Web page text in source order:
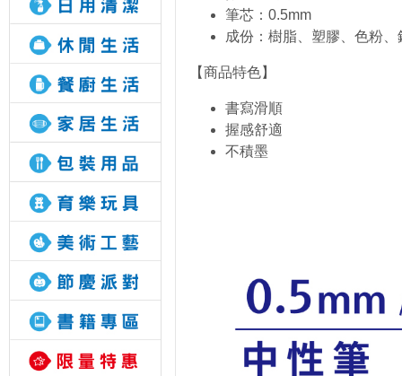
筆芯：0.5mm
成份：樹脂、塑膠、色粉、
【商品特色】
書寫滑順
握感舒適
不積墨